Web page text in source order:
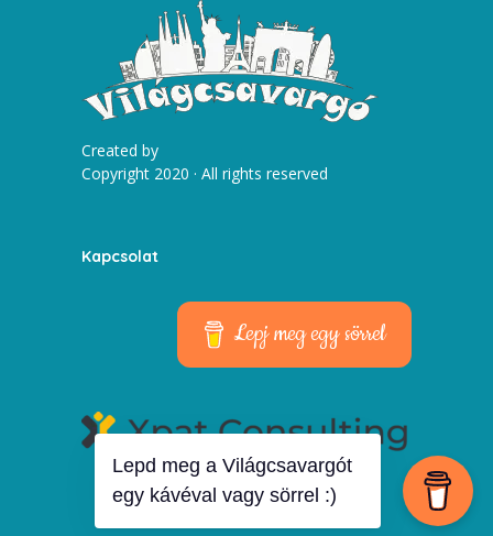
Created by
Copyright 2020 · All rights reserved
Kapcsolat
Lepj meg egy sörrel
Lepd meg a Világcsavargót
egy kávéval vagy sörrel :)